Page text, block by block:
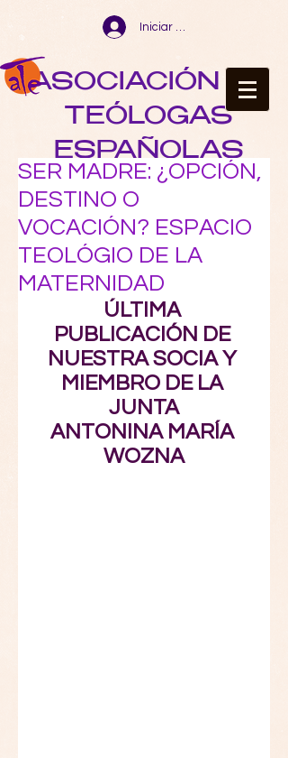
Iniciar sesión
ASOCIACIÓN DE
TEÓLOGAS
ESPAÑOLAS
SER MADRE: ¿OPCIÓN,
DESTINO O
VOCACIÓN? ESPACIO
TEOLÓGIO DE LA
MATERNIDAD
ÚLTIMA
PUBLICACIÓN DE
NUESTRA SOCIA Y
MIEMBRO DE LA
JUNTA
ANTONINA MARÍA
WOZNA